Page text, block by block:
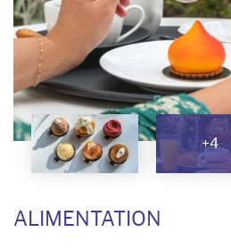
+4
ALIMENTATION